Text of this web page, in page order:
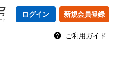
ト
ログイン 新規会員登録
ご利用ガイド